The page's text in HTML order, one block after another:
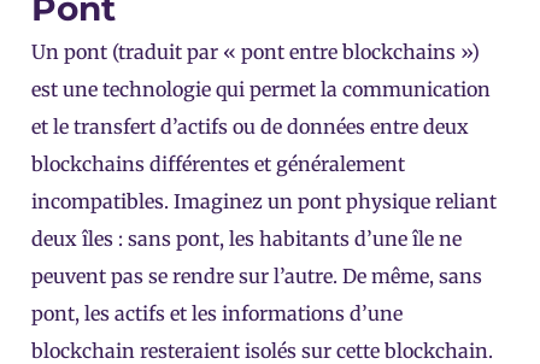
Un pont (traduit par « pont entre blockchains »)
est une technologie qui permet la communication
et le transfert d’actifs ou de données entre deux
blockchains différentes et généralement
incompatibles. Imaginez un pont physique reliant
deux îles : sans pont, les habitants d’une île ne
peuvent pas se rendre sur l’autre. De même, sans
pont, les actifs et les informations d’une
blockchain resteraient isolés sur cette blockchain.